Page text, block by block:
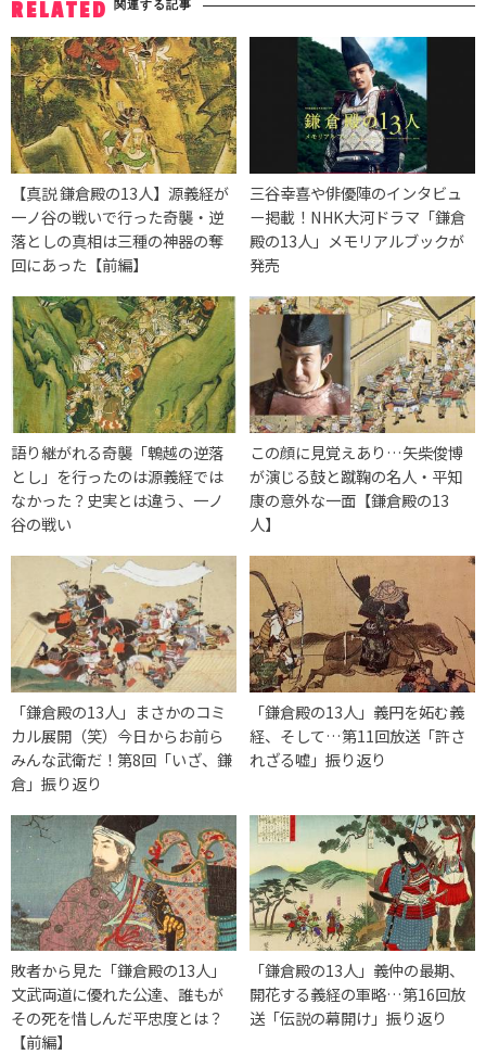
RELATED 関連する記事
【真説 鎌倉殿の13人】源義経が
一ノ谷の戦いで行った奇襲・逆
落としの真相は三種の神器の奪
回にあった【前編】
三谷幸喜や俳優陣のインタビュ
ー掲載！NHK大河ドラマ「鎌倉
殿の13人」メモリアルブックが
発売
語り継がれる奇襲「鵯越の逆落
とし」を行ったのは源義経では
なかった？史実とは違う、一ノ
谷の戦い
この顔に見覚えあり…矢柴俊博
が演じる鼓と蹴鞠の名人・平知
康の意外な一面【鎌倉殿の13
人】
「鎌倉殿の13人」まさかのコミ
カル展開（笑）今日からお前ら
みんな武衛だ！第8回「いざ、鎌
倉」振り返り
「鎌倉殿の13人」義円を妬む義
経、そして…第11回放送「許さ
れざる嘘」振り返り
敗者から見た「鎌倉殿の13人」
文武両道に優れた公達、誰もが
その死を惜しんだ平忠度とは？
【前編】
「鎌倉殿の13人」義仲の最期、
開花する義経の軍略…第16回放
送「伝説の幕開け」振り返り